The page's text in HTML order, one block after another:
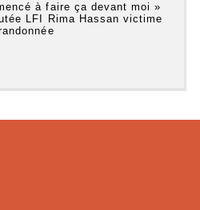
à faire ça devant moi »
LFI Rima Hassan victime